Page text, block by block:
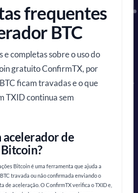
frequentes
BTC
e completas sobre o uso do
gratuito ConfirmTX, por
ficam travadas e o que
TXID continua sem
acelerador de
Bitcoin é uma ferramenta que ajuda a
travada ou não confirmada enviando o
de aceleração. O ConfirmTX verifica o TXID e,